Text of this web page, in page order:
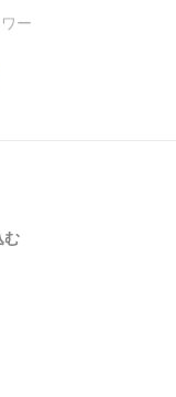
ー
む